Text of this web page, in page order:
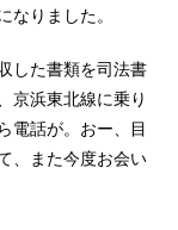
なりました。
した書類を司法書
京浜東北線に乗り
電話が。おー、目
、また今度お会い